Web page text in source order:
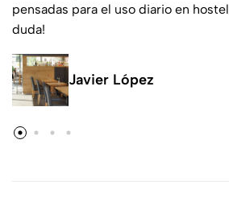
pensadas para el uso diario en
duda!
Javier López